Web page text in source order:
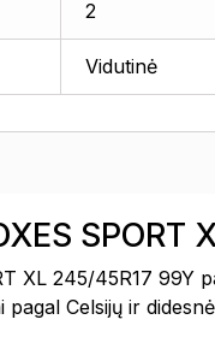
2
Vidutinė
XL 245/45R17
pagal Celsijų ir